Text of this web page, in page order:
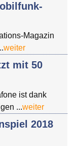
Magazin
weiter
mit 50
ist dank
...weiter
2018